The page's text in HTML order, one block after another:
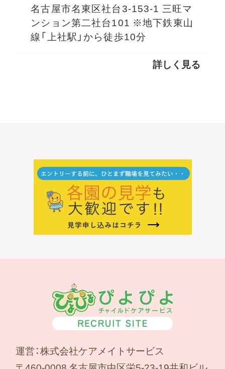
名古屋市名東区社台3-153-1 三旺マ
ンション第二社台101 ※地下鉄東山
線「上社駅」から徒歩10分
詳しく見る
運営：株式会社ケアメイトサービス